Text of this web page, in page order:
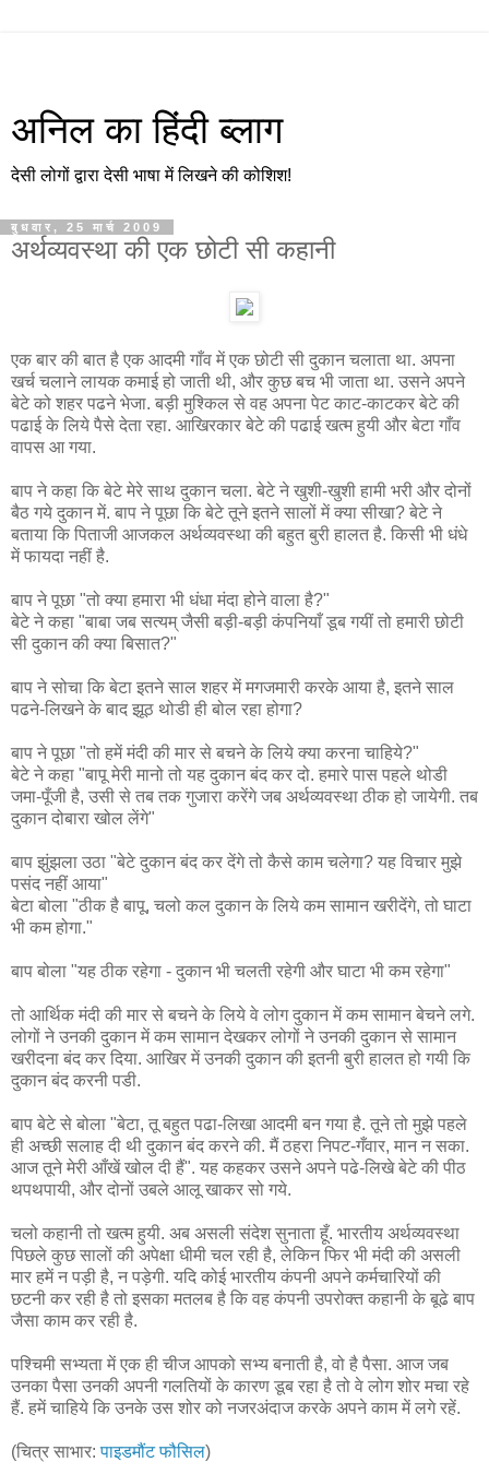
अनिल का हिंदी ब्लाग
देसी लोगों द्वारा देसी भाषा में लिखने की कोशिश!
बुधवार, 25 मार्च 2009
अर्थव्यवस्था की एक छोटी सी कहानी
एक बार की बात है एक आदमी गाँव में एक छोटी सी दुकान चलाता था. अपना
खर्च चलाने लायक कमाई हो जाती थी, और कुछ बच भी जाता था. उसने अपने
बेटे को शहर पढने भेजा. बड़ी मुश्किल से वह अपना पेट काट-काटकर बेटे की
पढाई के लिये पैसे देता रहा. आखिरकार बेटे की पढाई खत्म हुयी और बेटा गाँव
वापस आ गया.
बाप ने कहा कि बेटे मेरे साथ दुकान चला. बेटे ने खुशी-खुशी हामी भरी और दोनों
बैठ गये दुकान में. बाप ने पूछा कि बेटे तूने इतने सालों में क्या सीखा? बेटे ने
बताया कि पिताजी आजकल अर्थव्यवस्था की बहुत बुरी हालत है. किसी भी धंधे
में फायदा नहीं है.
बाप ने पूछा "तो क्या हमारा भी धंधा मंदा होने वाला है?"
बेटे ने कहा "बाबा जब सत्यम् जैसी बड़ी-बड़ी कंपनियाँ डूब गयीं तो हमारी छोटी
सी दुकान की क्या बिसात?"
बाप ने सोचा कि बेटा इतने साल शहर में मगजमारी करके आया है, इतने साल
पढने-लिखने के बाद झूठ थोडी ही बोल रहा होगा?
बाप ने पूछा "तो हमें मंदी की मार से बचने के लिये क्या करना चाहिये?"
बेटे ने कहा "बापू मेरी मानो तो यह दुकान बंद कर दो. हमारे पास पहले थोडी
जमा-पूँजी है, उसी से तब तक गुजारा करेंगे जब अर्थव्यवस्था ठीक हो जायेगी. तब
दुकान दोबारा खोल लेंगे"
बाप झुंझला उठा "बेटे दुकान बंद कर देंगे तो कैसे काम चलेगा? यह विचार मुझे
पसंद नहीं आया"
बेटा बोला "ठीक है बापू, चलो कल दुकान के लिये कम सामान खरीदेंगे, तो घाटा
भी कम होगा."
बाप बोला "यह ठीक रहेगा - दुकान भी चलती रहेगी और घाटा भी कम रहेगा"
तो आर्थिक मंदी की मार से बचने के लिये वे लोग दुकान में कम सामान बेचने लगे.
लोगों ने उनकी दुकान में कम सामान देखकर लोगों ने उनकी दुकान से सामान
खरीदना बंद कर दिया. आखिर में उनकी दुकान की इतनी बुरी हालत हो गयी कि
दुकान बंद करनी पडी.
बाप बेटे से बोला "बेटा, तू बहुत पढा-लिखा आदमी बन गया है. तूने तो मुझे पहले
ही अच्छी सलाह दी थी दुकान बंद करने की. मैं ठहरा निपट-गँवार, मान न सका.
आज तूने मेरी आँखें खोल दी हैं". यह कहकर उसने अपने पढे-लिखे बेटे की पीठ
थपथपायी, और दोनों उबले आलू खाकर सो गये.
चलो कहानी तो खत्म हुयी. अब असली संदेश सुनाता हूँ. भारतीय अर्थव्यवस्था
पिछले कुछ सालों की अपेक्षा धीमी चल रही है, लेकिन फिर भी मंदी की असली
मार हमें न पड़ी है, न पड़ेगी. यदि कोई भारतीय कंपनी अपने कर्मचारियों की
छटनी कर रही है तो इसका मतलब है कि वह कंपनी उपरोक्त कहानी के बूढे बाप
जैसा काम कर रही है.
पश्चिमी सभ्यता में एक ही चीज आपको सभ्य बनाती है, वो है पैसा. आज जब
उनका पैसा उनकी अपनी गलतियों के कारण डूब रहा है तो वे लोग शोर मचा रहे
हैं. हमें चाहिये कि उनके उस शोर को नजरअंदाज करके अपने काम में लगे रहें.
(चित्र साभार:पाइडमौंट फौसिल)